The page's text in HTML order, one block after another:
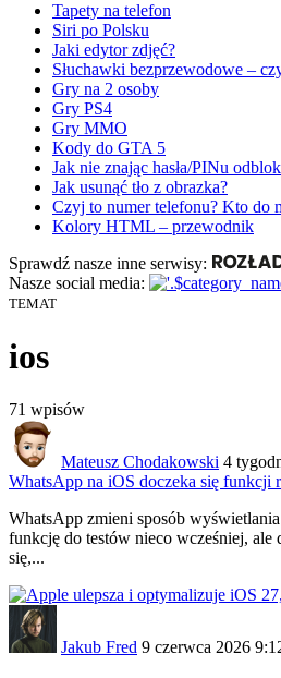
Tapety na telefon
Siri po Polsku
Jaki edytor zdjęć?
Słuchawki bezprzewodowe –
Gry na 2 osoby
Gry PS4
Gry MMO
Kody do GTA 5
Jak nie znając hasła/PINu
Jak usunąć tło z obrazka?
Czyj to numer telefonu? Kto do
Kolory HTML – przewodnik
Sprawdź nasze inne serwisy:
Nasze social media:
TEMAT
ios
71 wpisów
Mateusz Chodakowski 4
WhatsApp na iOS doczeka się funkcji
WhatsApp zmieni sposób
funkcję do testów nieco wcześniej,
się,...
Jakub Fred 9 czerwca 2026